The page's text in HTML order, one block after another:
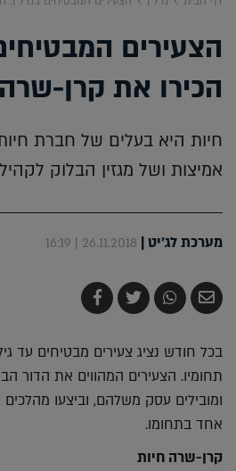
הצעירים
הכירו את קרן-
חיות היא בעלים של חברת
אמיצות ושל מגזין הבלוק
מערכת לג'יט|
26.11.2018 | 16:19
שלח
בדואר
שתף
ב-
צייץ
ב-
שתף
ב-
תחומיו. הצעירים המהווים את הדור
ומובילים עסק משלהם, וביצעו
אחד בתחומו.
קרן-שרה חיות